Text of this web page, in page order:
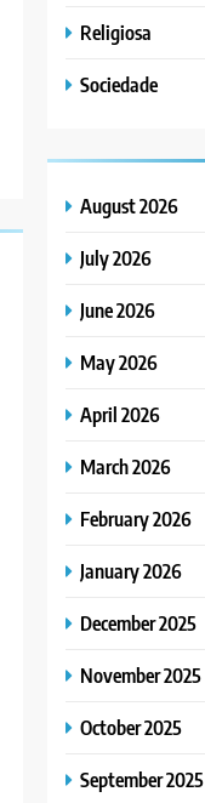
Religiosa
Sociedade
August 2026
July 2026
June 2026
May 2026
April 2026
March 2026
February 2026
January 2026
December 2025
November 2025
October 2025
September 2025